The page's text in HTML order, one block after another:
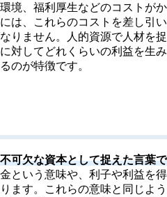
境、福利厚生などのコストがか
は、これらのコストを差し引い
りません。人的資源で人材を捉
対してどれくらいの利益を生み
のが特徴です。
可欠な資本として捉えた言葉で
という意味や、利子や利益を得
ます。これらの意味と同じよう